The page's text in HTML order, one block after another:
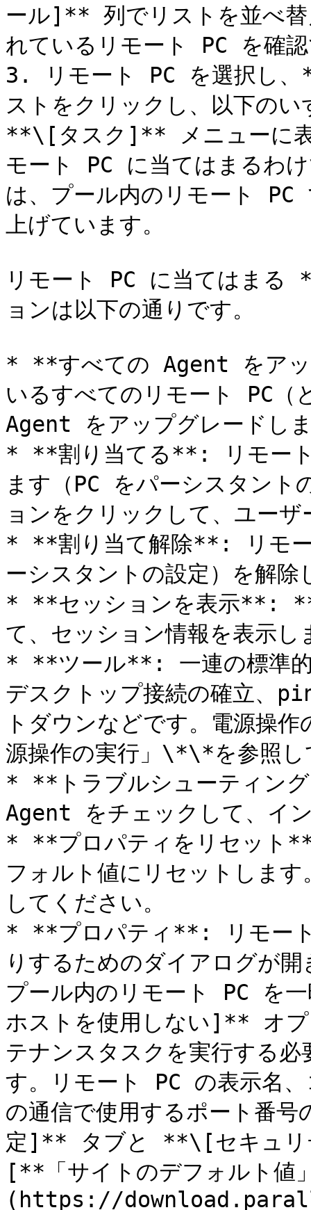
ール]** 列でリストを並べ替
れているリモート PC を確
3. リモート PC を選択し
ストをクリックし、以下の
**\[タスク]** メニューに表
モート PC に当てはまるわ
は、プール内のリモート PC
上げています。
リモート PC に当てはま
ョンは以下の通りです。
* **すべての Agent をアッ
いるすべてのリモート PC
Agent をアップグレードし
* **割り当てる**: リモート
ます（PC をパーシスタント
ョンをクリックして、ユー
* **割り当て解除**: リモー
ーシスタントの設定）を解除
* **セッションを表示**:
て、セッション情報を表示し
* **ツール**: 一連の標準的
デスクトップ接続の確立、
トダウンなどです。電源操
源操作の実行」\*\*を参照し
* **トラブルシューティン
Agent をチェックして、イ
* **プロパティをリセット
フォルト値にリセットし
してください。
* **プロパティ**: リモート
りするためのダイアログ
プール内のリモート PC を
ホストを使用しない]** オプ
テナンスタスクを実行する
す。リモート PC の表示名
の通信で使用するポート番
定]** タブと **\[セキュリ
[**「サイトのデフォルト
(https://